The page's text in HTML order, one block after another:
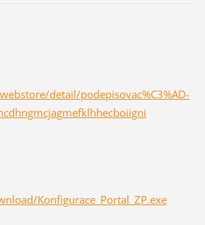
detail/podepisovac%C3%AD-
Konfigurace_Portal_ZP.exe